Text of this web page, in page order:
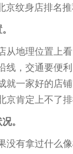
地理位置上看
线，交通要便
就一家好的店铺
京肯定上不了排
。
有拿过什么像